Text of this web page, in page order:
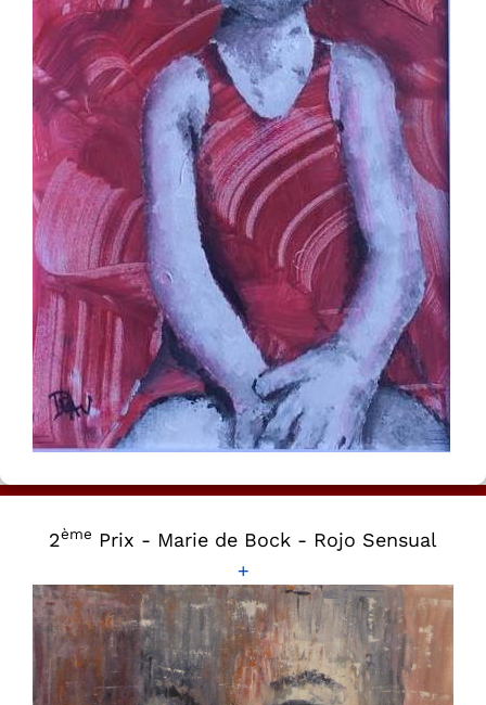
2ème Prix - Marie de Bock - Rojo Sensual
+